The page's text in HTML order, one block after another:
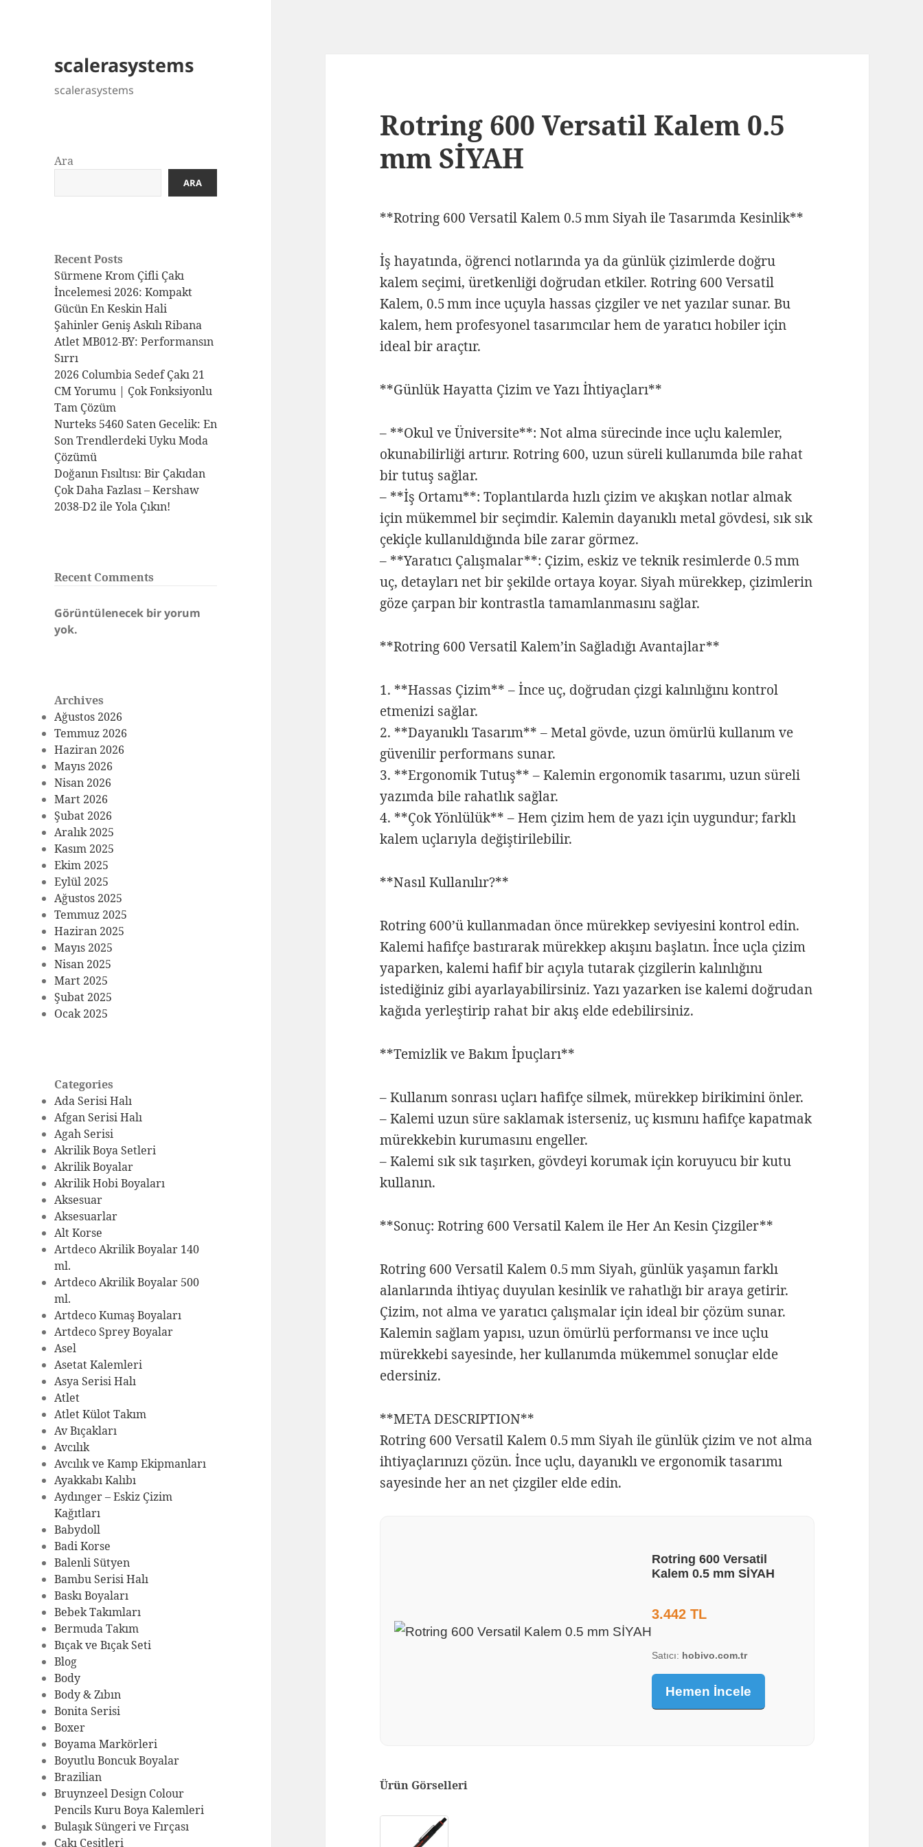
scalerasystems
scalerasystems
Ara
ARA
Recent Posts
Sürmene Krom Çifli Çakı
İncelemesi 2026: Kompakt
Gücün En Keskin Hali
Şahinler Geniş Askılı Ribana
Atlet MB012-BY: Performansın
Sırrı
2026 Columbia Sedef Çakı 21
CM Yorumu | Çok Fonksiyonlu
Tam Çözüm
Nurteks 5460 Saten Gecelik: En
Son Trendlerdeki Uyku Moda
Çözümü
Doğanın Fısıltısı: Bir Çakıdan
Çok Daha Fazlası – Kershaw
2038-D2 ile Yola Çıkın!
Recent Comments
Görüntülenecek bir yorum
yok.
Archives
Ağustos 2026
Temmuz 2026
Haziran 2026
Mayıs 2026
Nisan 2026
Mart 2026
Şubat 2026
Aralık 2025
Kasım 2025
Ekim 2025
Eylül 2025
Ağustos 2025
Temmuz 2025
Haziran 2025
Mayıs 2025
Nisan 2025
Mart 2025
Şubat 2025
Ocak 2025
Categories
Ada Serisi Halı
Afgan Serisi Halı
Agah Serisi
Akrilik Boya Setleri
Akrilik Boyalar
Akrilik Hobi Boyaları
Aksesuar
Aksesuarlar
Alt Korse
Artdeco Akrilik Boyalar 140
ml.
Artdeco Akrilik Boyalar 500
ml.
Artdeco Kumaş Boyaları
Artdeco Sprey Boyalar
Asel
Asetat Kalemleri
Asya Serisi Halı
Atlet
Atlet Külot Takım
Av Bıçakları
Avcılık
Avcılık ve Kamp Ekipmanları
Ayakkabı Kalıbı
Aydınger – Eskiz Çizim
Kağıtları
Babydoll
Badi Korse
Balenli Sütyen
Bambu Serisi Halı
Baskı Boyaları
Bebek Takımları
Bermuda Takım
Bıçak ve Bıçak Seti
Blog
Body
Body & Zıbın
Bonita Serisi
Boxer
Boyama Markörleri
Boyutlu Boncuk Boyalar
Brazilian
Bruynzeel Design Colour
Pencils Kuru Boya Kalemleri
Bulaşık Süngeri ve Fırçası
Çakı Çeşitleri
Rotring 600 Versatil Kalem 0.5
mm SİYAH
**Rotring 600 Versatil Kalem 0.5 mm Siyah ile Tasarımda Kesinlik**
İş hayatında, öğrenci notlarında ya da günlük çizimlerde doğru
kalem seçimi, üretkenliği doğrudan etkiler. Rotring 600 Versatil
Kalem, 0.5 mm ince uçuyla hassas çizgiler ve net yazılar sunar. Bu
kalem, hem profesyonel tasarımcılar hem de yaratıcı hobiler için
ideal bir araçtır.
**Günlük Hayatta Çizim ve Yazı İhtiyaçları**
– **Okul ve Üniversite**: Not alma sürecinde ince uçlu kalemler,
okunabilirliği artırır. Rotring 600, uzun süreli kullanımda bile rahat
bir tutuş sağlar.
– **İş Ortamı**: Toplantılarda hızlı çizim ve akışkan notlar almak
için mükemmel bir seçimdir. Kalemin dayanıklı metal gövdesi, sık sık
çekiçle kullanıldığında bile zarar görmez.
– **Yaratıcı Çalışmalar**: Çizim, eskiz ve teknik resimlerde 0.5 mm
uç, detayları net bir şekilde ortaya koyar. Siyah mürekkep, çizimlerin
göze çarpan bir kontrastla tamamlanmasını sağlar.
**Rotring 600 Versatil Kalem’in Sağladığı Avantajlar**
1. **Hassas Çizim** – İnce uç, doğrudan çizgi kalınlığını kontrol
etmenizi sağlar.
2. **Dayanıklı Tasarım** – Metal gövde, uzun ömürlü kullanım ve
güvenilir performans sunar.
3. **Ergonomik Tutuş** – Kalemin ergonomik tasarımı, uzun süreli
yazımda bile rahatlık sağlar.
4. **Çok Yönlülük** – Hem çizim hem de yazı için uygundur; farklı
kalem uçlarıyla değiştirilebilir.
**Nasıl Kullanılır?**
Rotring 600’ü kullanmadan önce mürekkep seviyesini kontrol edin.
Kalemi hafifçe bastırarak mürekkep akışını başlatın. İnce uçla çizim
yaparken, kalemi hafif bir açıyla tutarak çizgilerin kalınlığını
istediğiniz gibi ayarlayabilirsiniz. Yazı yazarken ise kalemi doğrudan
kağıda yerleştirip rahat bir akış elde edebilirsiniz.
**Temizlik ve Bakım İpuçları**
– Kullanım sonrası uçları hafifçe silmek, mürekkep birikimini önler.
– Kalemi uzun süre saklamak isterseniz, uç kısmını hafifçe kapatmak
mürekkebin kurumasını engeller.
– Kalemi sık sık taşırken, gövdeyi korumak için koruyucu bir kutu
kullanın.
**Sonuç: Rotring 600 Versatil Kalem ile Her An Kesin Çizgiler**
Rotring 600 Versatil Kalem 0.5 mm Siyah, günlük yaşamın farklı
alanlarında ihtiyaç duyulan kesinlik ve rahatlığı bir araya getirir.
Çizim, not alma ve yaratıcı çalışmalar için ideal bir çözüm sunar.
Kalemin sağlam yapısı, uzun ömürlü performansı ve ince uçlu
mürekkebi sayesinde, her kullanımda mükemmel sonuçlar elde
edersiniz.
**META DESCRIPTION**
Rotring 600 Versatil Kalem 0.5 mm Siyah ile günlük çizim ve not alma
ihtiyaçlarınızı çözün. İnce uçlu, dayanıklı ve ergonomik tasarımı
sayesinde her an net çizgiler elde edin.
Rotring 600 Versatil
Kalem 0.5 mm SİYAH
3.442 TL
Satıcı: hobivo.com.tr
Hemen İncele
Ürün Görselleri